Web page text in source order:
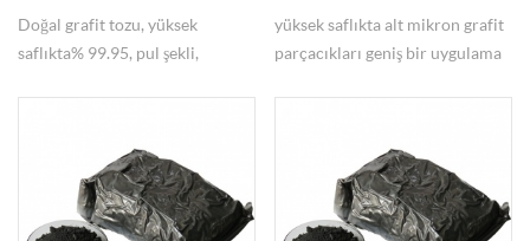
Doğal grafit tozu, yüksek
saflıkta% 99.95, pul şekli,
yüksek saflıkta alt mikron grafit
parçacıkları geniş bir uygulama